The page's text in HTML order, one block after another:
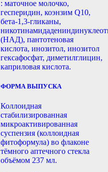
: маточное молочко,
гесперидин, коэнзим Q10,
бета-1,3-гликаны,
(НАД), пантотеновая
кислота, инозитол, инозитол
гексафосфат, диметилглицин,
каприловая кислота.
ФОРМА ВЫПУСКА
Коллоидная
стабилизированная
микроактивированная
суспензия (коллоидная
фитоформула) во флаконе
тёмного аптечного стекла
объёмом 237 мл.